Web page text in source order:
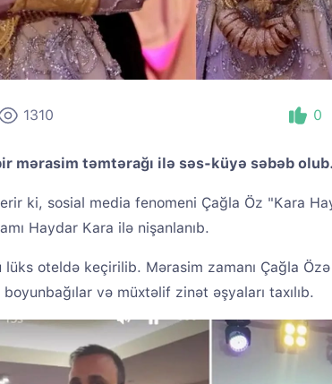
1310 0
mərasim təmtərağı ilə səs-küyə səbəb olub.
ki, sosial media fenomeni Çağla Öz "Kara
Haydar Kara ilə nişanlanıb.
lüks oteldə keçirilib. Mərasim zamanı Çağla
və müxtəlif zinət əşyaları taxılıb.